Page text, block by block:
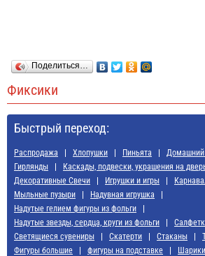
Поделиться…
Фиксики
Быстрый переход:
Распродажа Хлопушки Пиньята
Домашний
Гирлянды
Каскады, подвески, украшения на
Декоративные Свечи
Игрушки и игры
Мыльные пузыри
Надувная игрушка
Надутые гелием фигуры из фольги
Надутые звезды, сердца, круги из фольги
Светящиеся сувениры
Скатерти Стаканы
Фигуры большие
фигуры на подставке